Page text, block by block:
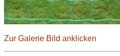
Zur Galerie Bild anklicken